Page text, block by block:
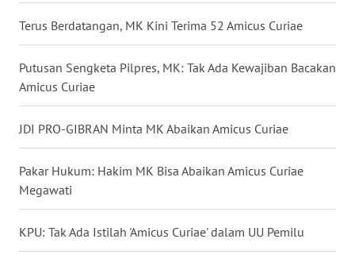
Terus Berdatangan, MK Kini Terima 52 Amicus Curiae
Putusan Sengketa Pilpres, MK: Tak Ada Kewajiban Bacakan
Amicus Curiae
JDI PRO-GIBRAN Minta MK Abaikan Amicus Curiae
Pakar Hukum: Hakim MK Bisa Abaikan Amicus Curiae
Megawati
KPU: Tak Ada Istilah 'Amicus Curiae' dalam UU Pemilu
SUMSEL
WN
BENGKULU
WN
LAMPUNG
WN